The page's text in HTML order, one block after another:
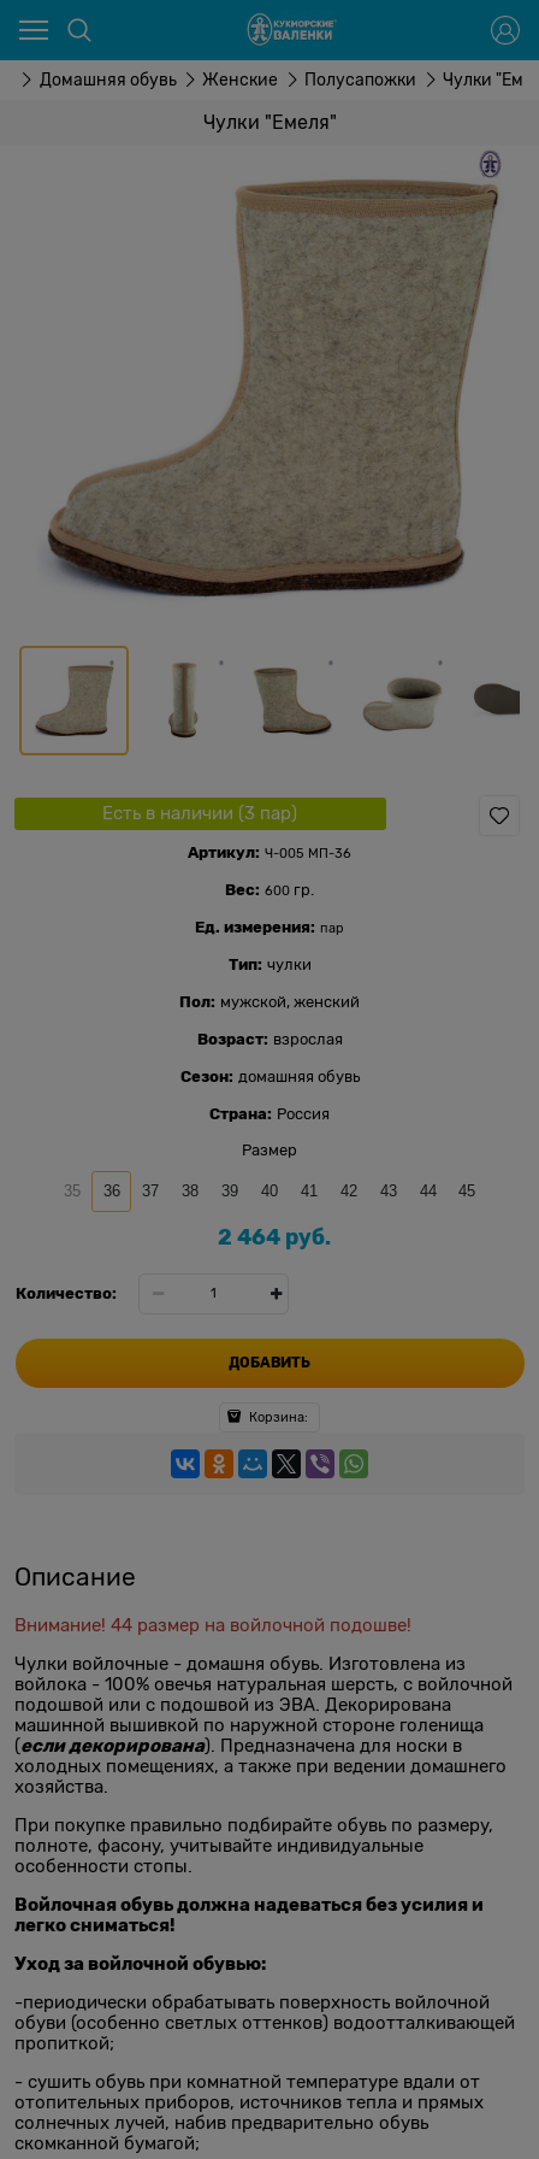
Домашняя обувь Женские Полусапожки Чулки
Чулки "Емеля"
Есть в наличии (3 пар)
Артикул: Ч-005 МП-36
Вес: 600 гр.
Ед. измерения: пар
Тип: чулки
Пол: мужской, женский
Возраст: взрослая
Сезон: домашняя обувь
Страна: Россия
Размер
35 36 37 38 39 40 41 42 43 44 45
2 464 руб.
Количество:
ДОБАВИТЬ
Корзина:
Описание
Внимание! 44 размер на войлочной подошве!
Чулки войлочные - домашня обувь. Изготовлена из
войлока - 100% овечья натуральная шерсть, с войлочной
подошвой или с подошвой из ЭВА. Декорирована
машинной вышивкой по наружной стороне голенища
(если декорирована). Предназначена для носки в
холодных помещениях, а также при ведении домашнего
хозяйства.
При покупке правильно подбирайте обувь по размеру,
полноте, фасону, учитывайте индивидуальные
особенности стопы.
Войлочная обувь должна надеваться без усилия и
легко сниматься!
Уход за войлочной обувью:
-периодически обрабатывать поверхность войлочной
обуви (особенно светлых оттенков) водоотталкивающей
пропиткой;
- сушить обувь при комнатной температуре вдали от
отопительных приборов, источников тепла и прямых
солнечных лучей, набив предварительно обувь
скомканной бумагой;